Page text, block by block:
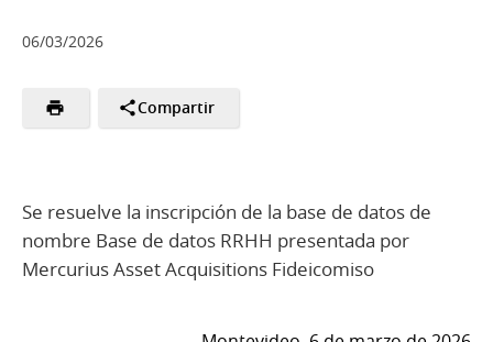
06/03/2026
Compartir
Se resuelve la inscripción de la base de datos de
nombre Base de datos RRHH presentada por
Mercurius Asset Acquisitions Fideicomiso